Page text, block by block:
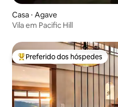
Casa ⋅ Agave
Vila em Pacific Hill
Entre os melhores preferidos
Preferido dos hóspedes